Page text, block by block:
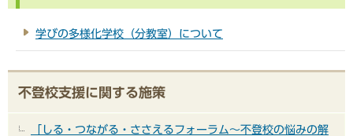
学びの多様化学校（分教室）について
不登校支援に関する施策
「しる・つながる・ささえるフォーラム～不登校の悩みの解